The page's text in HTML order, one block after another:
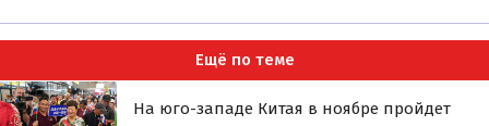
Ещё по теме
На юго-западе Китая в ноябре пройдет